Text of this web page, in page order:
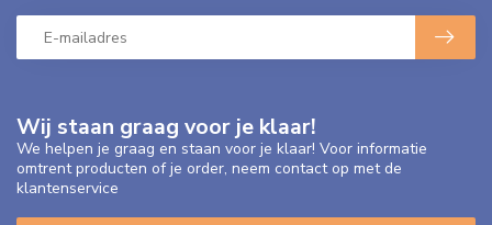
Wij staan graag voor je klaar!
We helpen je graag en staan voor je klaar! Voor informatie
omtrent producten of je order, neem contact op met de
klantenservice